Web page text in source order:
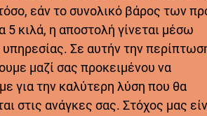
εάν το συνολικό βάρος των
5 κιλά, η αποστολή γίνεται μέσω
Σε αυτήν την
μαζί σας προκειμένου να
για την καλύτερη λύση που θα
στις ανάγκες σας. Στόχος μας